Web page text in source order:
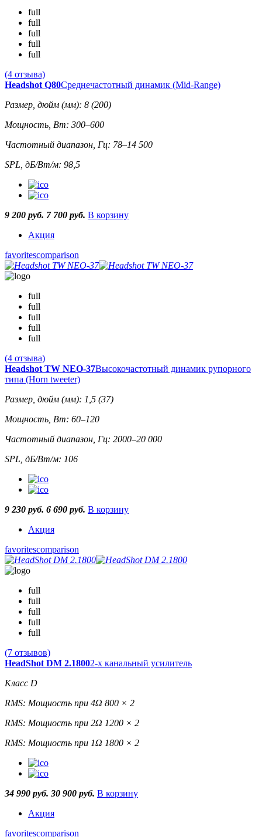
full
full
full
full
full
(4 отзыва)
Headshot Q80Среднечастотный динамик (Mid-Range)
Размер, дюйм (мм): 8 (200)
Мощность, Вт: 300–600
Частотный диапазон, Гц: 78–14 500
SPL, дБ/Вт/м: 98,5
9 200 руб. 7 700 руб. В корзину
Акция
favoritescomparison
full
full
full
full
full
(4 отзыва)
Headshot TW NEO-37Высокочастотный динамик рупорного
типа (Horn tweeter)
Размер, дюйм (мм): 1,5 (37)
Мощность, Вт: 60–120
Частотный диапазон, Гц: 2000–20 000
SPL, дБ/Вт/м: 106
9 230 руб. 6 690 руб. В корзину
Акция
favoritescomparison
full
full
full
full
full
(7 отзывов)
HeadShot DM 2.18002-х канальный усилитель
Класс D
RMS: Мощность при 4Ω 800 × 2
RMS: Мощность при 2Ω 1200 × 2
RMS: Мощность при 1Ω 1800 × 2
34 990 руб. 30 900 руб. В корзину
Акция
favoritescomparison